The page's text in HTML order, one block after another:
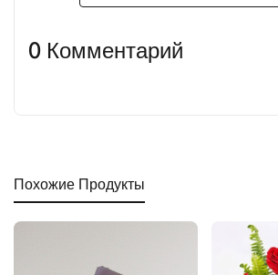
0 Комментарий
Похожие Продукты